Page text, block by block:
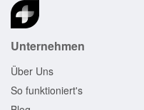
Unternehmen
Über Uns
So funktioniert's